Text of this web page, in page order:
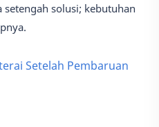
solusi; kebutuhan
Setelah Pembaruan